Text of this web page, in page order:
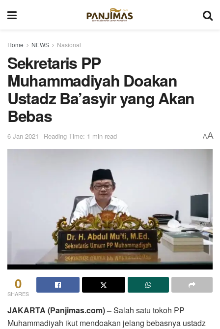
Home NEWS Nasional
Sekretaris PP
Muhammadiyah Doakan
Ustadz Ba’asyir yang Akan
Bebas
6 Jan 2021 Reading Time: 1 min read AA
0
SHARES
JAKARTA (Panjimas.com) –Salah satu tokoh PP
Muhammadiyah ikut mendoakan jelang bebasnya ustadz